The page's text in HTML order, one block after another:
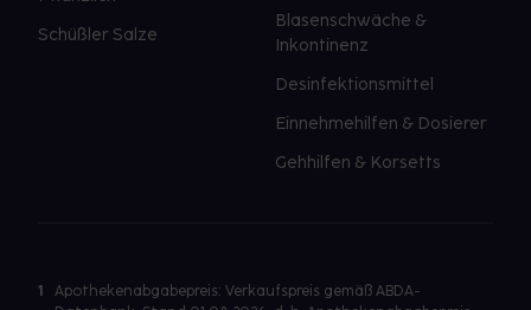
Schüßler Salze
Blasenschwäche &
Inkontinenz
Desinfektionsmittel
Einnehmehilfen & Dosierer
Gehhilfen & Korsetts
1
Apothekenabgabepreis: Verkaufspreis gemäß ABDA-